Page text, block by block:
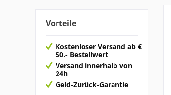
Vorteile
Kostenloser Versand ab €
50,- Bestellwert
Versand innerhalb von
24h
Geld-Zurück-Garantie